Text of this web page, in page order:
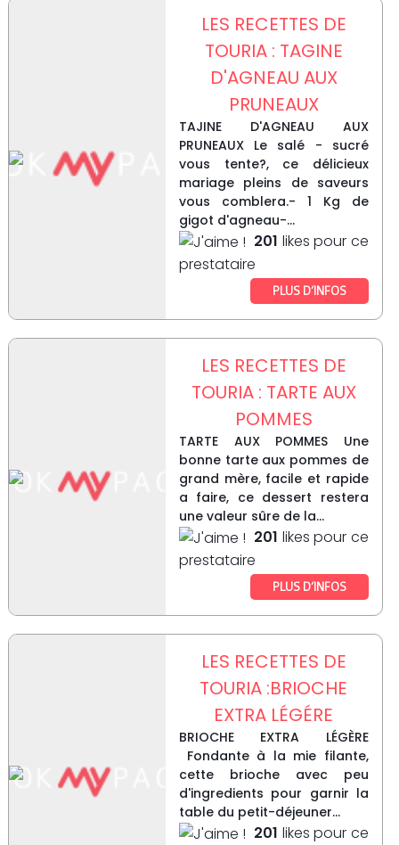
LES RECETTES DE
TOURIA : TAGINE
D'AGNEAU AUX
PRUNEAUX
TAJINE D'AGNEAU AUX
PRUNEAUX Le salé - sucré
vous tente?, ce délicieux
mariage pleins de saveurs
vous comblera.- 1 Kg de
gigot d'agneau-...
201 likes pour ce
prestataire
PLUS D’INFOS
LES RECETTES DE
TOURIA : TARTE AUX
POMMES
TARTE AUX POMMES Une
bonne tarte aux pommes de
grand mère, facile et rapide
a faire, ce dessert restera
une valeur sûre de la...
201 likes pour ce
prestataire
PLUS D’INFOS
LES RECETTES DE
TOURIA :BRIOCHE
EXTRA LÉGÉRE
BRIOCHE EXTRA LÉGÈRE
Fondante à la mie filante,
cette brioche avec peu
d'ingredients pour garnir la
table du petit-déjeuner...
201 likes pour ce